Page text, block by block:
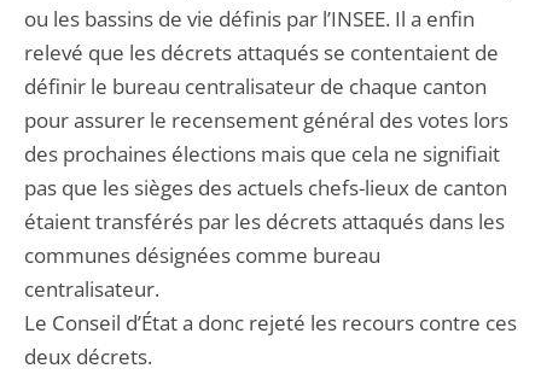
ou les bassins de vie définis par l’INSEE. Il a enfin
relevé que les décrets attaqués se contentaient de
définir le bureau centralisateur de chaque canton
pour assurer le recensement général des votes lors
des prochaines élections mais que cela ne signifiait
pas que les sièges des actuels chefs-lieux de canton
étaient transférés par les décrets attaqués dans les
communes désignées comme bureau
centralisateur.
Le Conseil d’État a donc rejeté les recours contre ces
deux décrets.